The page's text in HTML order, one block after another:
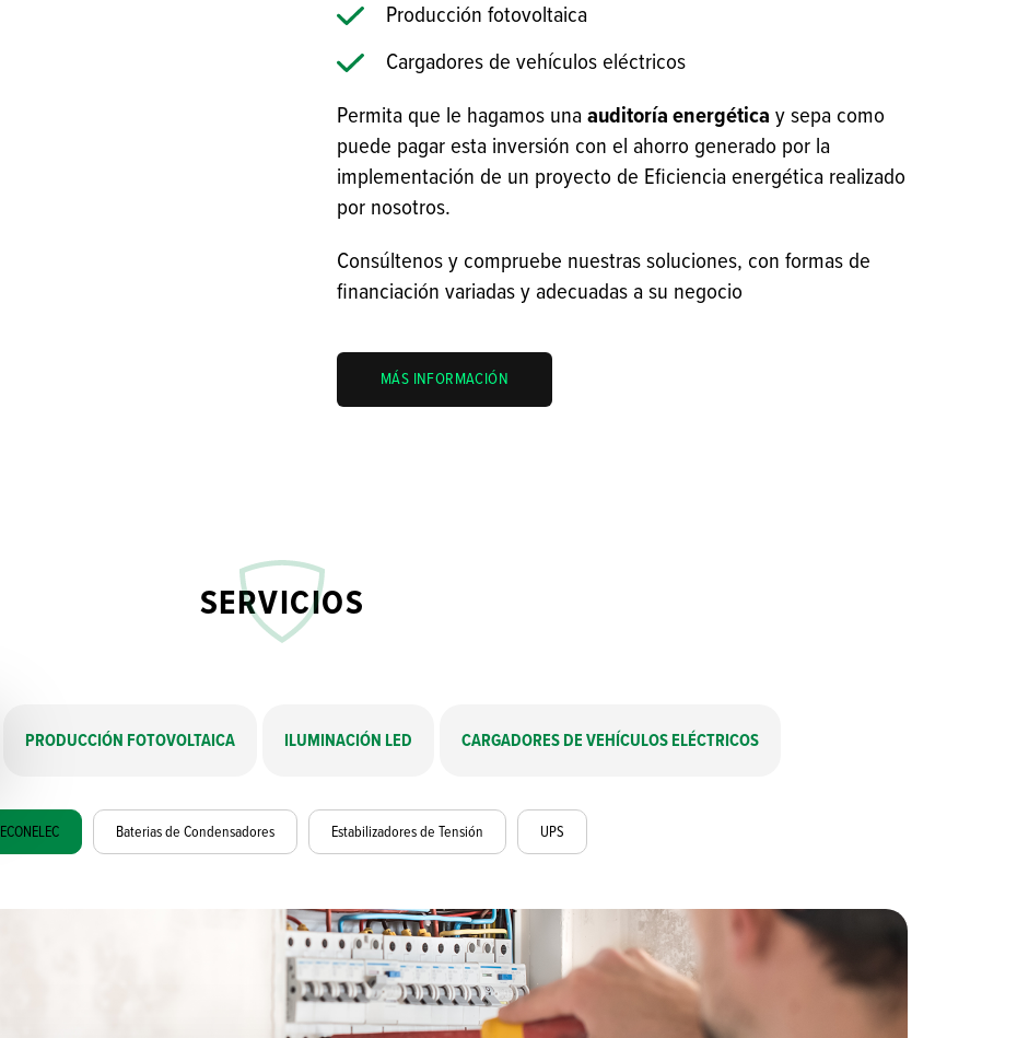
Producción fotovoltaica
Cargadores de vehículos eléctricos
Permita que le hagamos una auditoría energética y sepa como
puede pagar esta inversión con el ahorro generado por la
implementación de un proyecto de Eficiencia energética realizado
por nosotros.
Consúltenos y compruebe nuestras soluciones, con formas de
financiación variadas y adecuadas a su negocio
MÁS INFORMACIÓN
SERVICIOS
PRODUCCIÓN FOTOVOLTAICA ILUMINACIÓN LED CARGADORES DE VEHÍCULOS ELÉCTRICOS
ECONELEC Baterias de Condensadores Estabilizadores de Tensión UPS